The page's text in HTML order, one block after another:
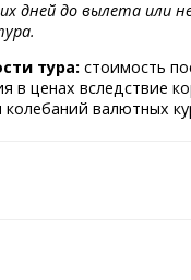
дней до вылета или
тура: стоимость
в ценах вследствие
валютных